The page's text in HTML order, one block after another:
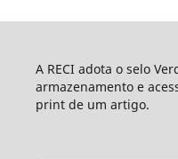
A RECI adota o selo
armazenamento e
print de um artigo.